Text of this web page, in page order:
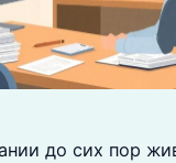
до сих пор